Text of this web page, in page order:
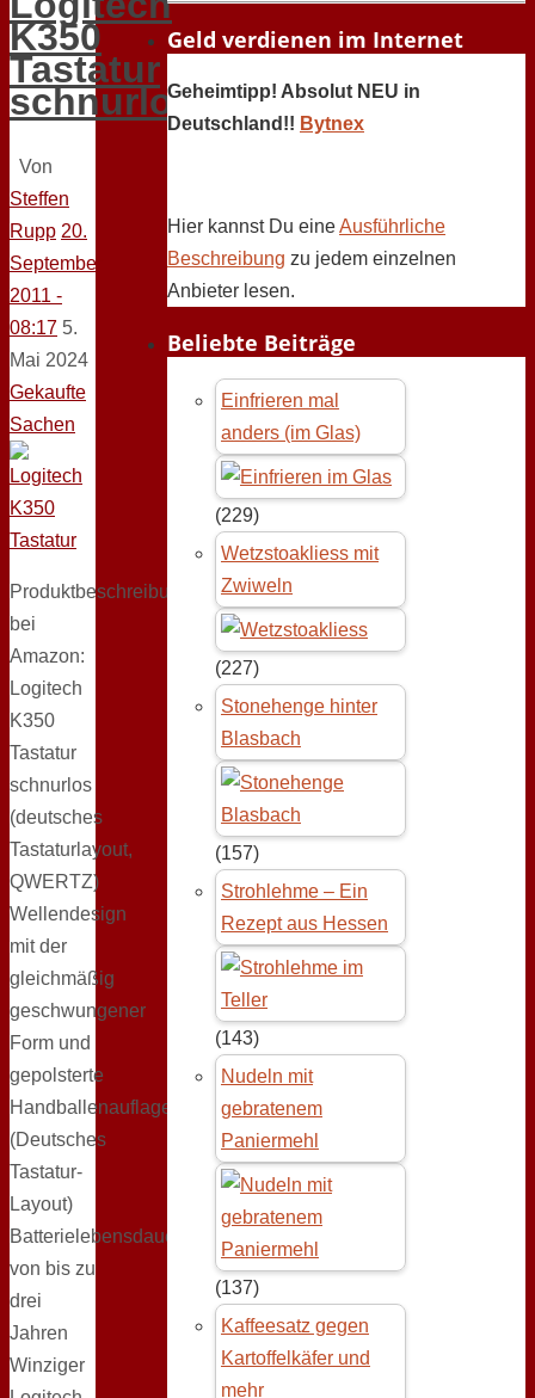
K350
Tastatur
schnurlos
Von
Steffen
Rupp 20.
September
2011 -
08:17 5.
Mai 2024
Gekaufte
Sachen
Produktbeschreibung
bei
Amazon:
Logitech
K350
Tastatur
schnurlos
(deutsches
Tastaturlayout,
QWERTZ)
Wellendesign
mit der
gleichmäßig
geschwungener
Form und
gepolsterte
Handballenauflage
(Deutsches
Tastatur-
Layout)
Batterielebensdauer
von bis zu
drei
Jahren
Winziger
Geld verdienen im Internet
Geheimtipp! Absolut NEU in
Deutschland!! Bytnex
Hier kannst Du eineAusführliche
Beschreibung zu jedem einzelnen
Anbieter lesen.
Beliebte Beiträge
Einfrieren mal
anders (im Glas)
(229)
Wetzstoakliess mit
Zwiweln
(227)
Stonehenge hinter
Blasbach
(157)
Strohlehme – Ein
Rezept aus Hessen
(143)
Nudeln mit
gebratenem
Paniermehl
(137)
Kaffeesatz gegen
Kartoffelkäfer und
mehr